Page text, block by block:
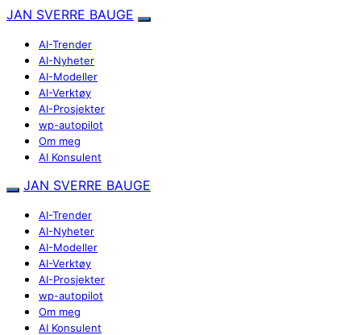
JAN SVERRE BAUGE
AI-Trender
AI-Nyheter
AI-Modeller
AI-Verktøy
AI-Prosjekter
wp-autopilot
Om meg
AI Konsulent
JAN SVERRE BAUGE
AI-Trender
AI-Nyheter
AI-Modeller
AI-Verktøy
AI-Prosjekter
wp-autopilot
Om meg
AI Konsulent